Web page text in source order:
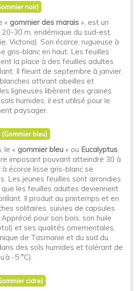
noir)
« gommier des marais », est un
30 m, endémique du sud-est
Victoria). Son écorce, rugueuse à
gris-blanc en haut. Les feuilles
la place à des feuilles adultes
Il fleurit de septembre à janvier,
attirant abeilles et
ligneuses libèrent des graines
humides, il est utilisé pour le
paysager.
(Gommier bleu)
, le « gommier bleu » ou Eucalyptus
imposant pouvant atteindre 30 à
écorce lisse gris-blanc se
Les jeunes feuilles sont arrondies
les feuilles adultes deviennent
Il produit au printemps et en
solitaires, suivies de capsules
pour son bois, son huile
et ses qualités ornementales,
de Tasmanie et du sud du
des sols humides et tolérant de
-5 °C).
cidre)